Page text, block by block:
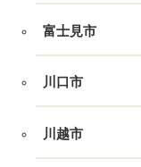
富士見市
川口市
川越市